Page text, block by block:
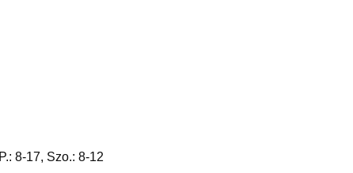
8-17, Szo.: 8-12